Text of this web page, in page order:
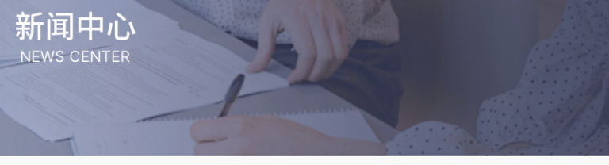
新闻中心
NEWS CENTER